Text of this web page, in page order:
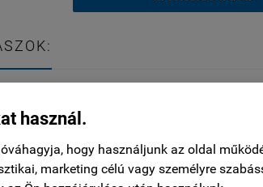
használ.
hogy használjunk az oldal
marketing célú vagy személyre
Kérdés küldése